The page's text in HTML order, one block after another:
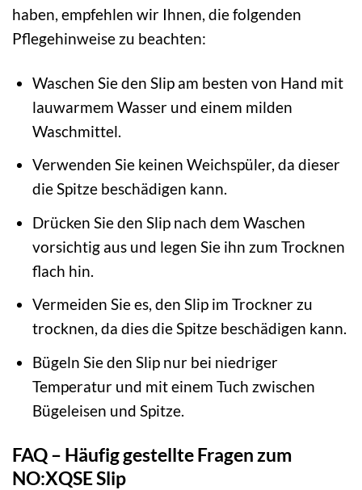
haben, empfehlen wir Ihnen, die folgenden
Pflegehinweise zu beachten:
Waschen Sie den Slip am besten von Hand mit
lauwarmem Wasser und einem milden
Waschmittel.
Verwenden Sie keinen Weichspüler, da dieser
die Spitze beschädigen kann.
Drücken Sie den Slip nach dem Waschen
vorsichtig aus und legen Sie ihn zum Trocknen
flach hin.
Vermeiden Sie es, den Slip im Trockner zu
trocknen, da dies die Spitze beschädigen kann.
Bügeln Sie den Slip nur bei niedriger
Temperatur und mit einem Tuch zwischen
Bügeleisen und Spitze.
FAQ – Häufig gestellte Fragen zum
NO:XQSE Slip